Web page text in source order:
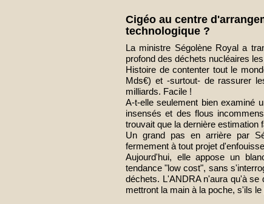
Cigéo au centre
technologique ?
La ministre Ségolène Royal a
profond des déchets nucléaires
Histoire de contenter tout le
Mds€) et -surtout- de rassurer
milliards. Facile !
A-t-elle seulement bien examiné
insensés et des flous
trouvait que la dernière estimation
Un grand pas en arrière par
fermement à tout projet
Aujourd'hui, elle appose un
tendance "low cost", sans
déchets. L'ANDRA n'aura qu'à se
mettront la main à la poche, s'ils le